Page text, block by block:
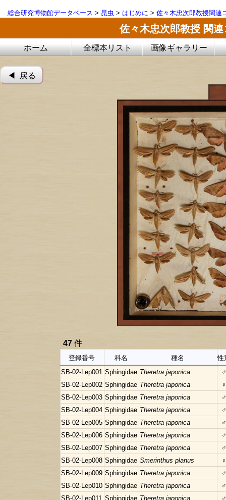
総合研究博物館データベース > 昆虫 > はじめに > 佐々木忠次郎教授関連
佐々木忠次郎教授 関
ホーム 全標本リスト 画像ギャラリー
◀︎ 戻る
47 件
登録番号 科名 種名 性
SB-02-Lep001 Sphingidae Theretra japonica
SB-02-Lep002 Sphingidae Theretra japonica
SB-02-Lep003 Sphingidae Theretra japonica
SB-02-Lep004 Sphingidae Theretra japonica
SB-02-Lep005 Sphingidae Theretra japonica
SB-02-Lep006 Sphingidae Theretra japonica
SB-02-Lep007 Sphingidae Theretra japonica
SB-02-Lep008 Sphingidae Smerinthus planus
SB-02-Lep009 Sphingidae Theretra japonica
SB-02-Lep010 Sphingidae Theretra japonica
SB-02-Lep011 Sphingidae Theretra japonica